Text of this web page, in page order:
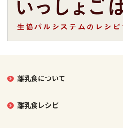
離乳食について
離乳食レシピ